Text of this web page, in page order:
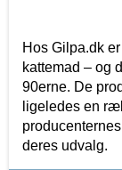
Hos Gilpa.dk
kattemad – og
90erne. De
ligeledes en
deres udvalg.